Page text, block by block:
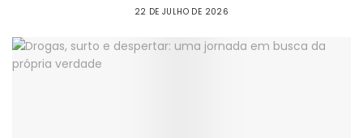
22 DE JULHO DE 2026